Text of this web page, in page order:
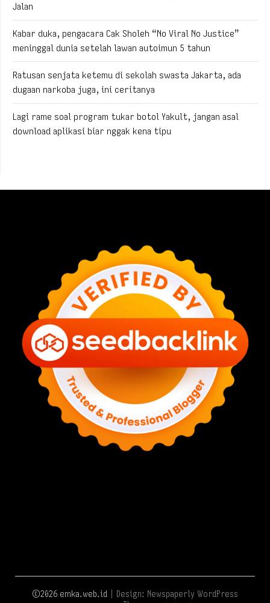
Jalan
Kabar duka, pengacara Cak Sholeh “No Viral No Justice”
meninggal dunia setelah lawan autoimun 5 tahun
Ratusan senjata ketemu di sekolah swasta Jakarta, ada
dugaan narkoba juga, ini ceritanya
Lagi rame soal program tukar botol Yakult, jangan asal
download aplikasi biar nggak kena tipu
©2026 emka.web.id | Design: Newspaperly WordPress